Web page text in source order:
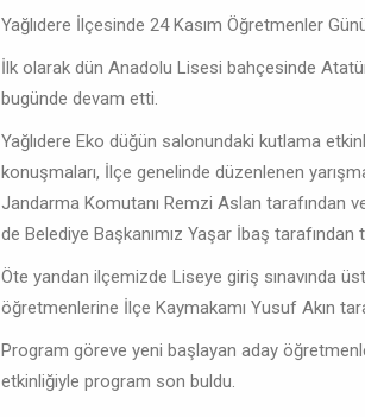
Yağlıdere İlçesinde 24 Kasım Öğretmenler
İlk olarak dün Anadolu Lisesi bahçesinde
bugünde devam etti.
Yağlıdere Eko düğün salonundaki kutlama
konuşmaları, İlçe genelinde düzenlenen
Jandarma Komutanı Remzi Aslan tarafından
de Belediye Başkanımız Yaşar İbaş tarafından
Öte yandan ilçemizde Liseye giriş sınavında
öğretmenlerine İlçe Kaymakamı Yusuf Akın
Program göreve yeni başlayan aday
etkinliğiyle program son buldu.